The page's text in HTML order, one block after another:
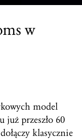
w
model
przeszło 60
klasycznie